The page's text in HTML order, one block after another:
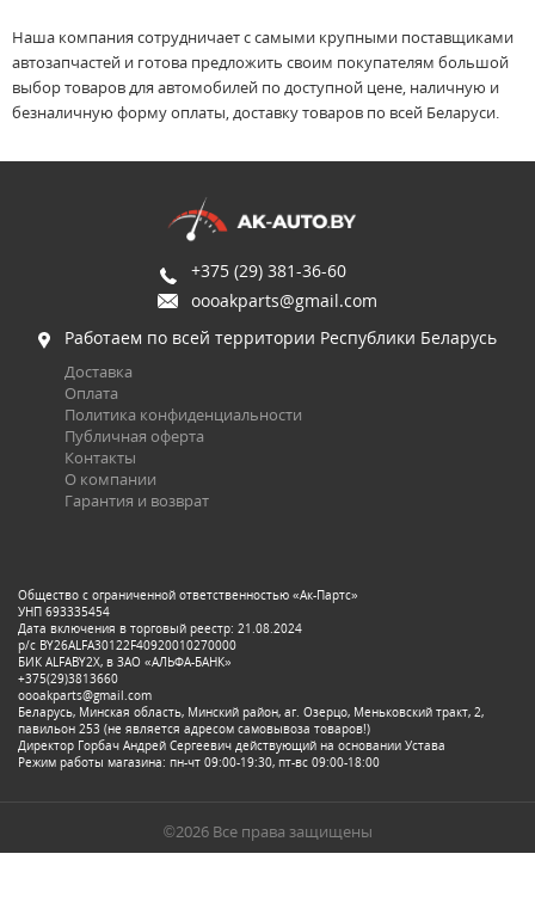
Наша компания сотрудничает с самыми крупными поставщиками
автозапчастей и готова предложить своим покупателям большой
выбор товаров для автомобилей по доступной цене, наличную и
безналичную форму оплаты, доставку товаров по всей Беларуси.
+375 (29) 381-36-60
oooakparts@gmail.com
Работаем по всей территории Республики Беларусь
Доставка
Оплата
Политика конфиденциальности
Публичная оферта
Контакты
О компании
Гарантия и возврат
Общество с ограниченной ответственностью «Ак-Партс»
УНП 693335454
Дата включения в торговый реестр: 21.08.2024
р/с BY26ALFA30122F40920010270000
БИК ALFABY2X, в ЗАО «АЛЬФА-БАНК»
+375(29)3813660
oooakparts@gmail.com
Беларусь, Минская область, Минский район, аг. Озерцо, Меньковский тракт, 2,
павильон 253 (не является адресом самовывоза товаров!)
Директор Горбач Андрей Сергеевич действующий на основании Устава
Режим работы магазина: пн-чт 09:00-19:30, пт-вс 09:00-18:00
©2026 Все права защищены